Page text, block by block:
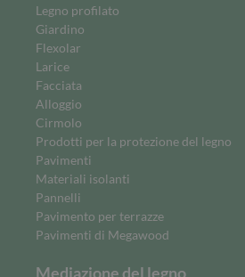
Legno profilato
Giardino
Flexolar
Larice
Facciata
Alloggio
Cirmolo
Prodotti per la protezione del legno
Pavimenti
Materiali isolanti
Pannelli
Pavimento per terrazze
Pavimenti di Megawood
Mediazione del legno